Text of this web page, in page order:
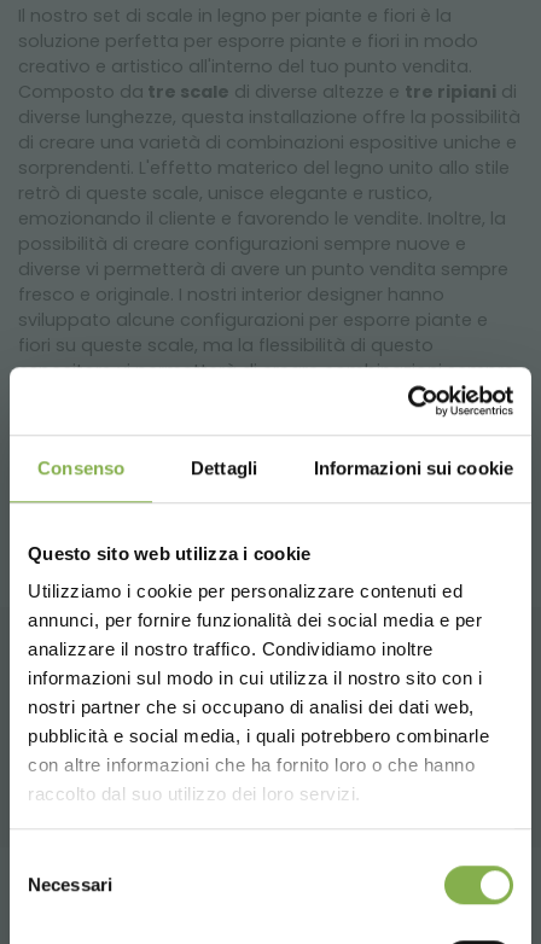
Consenso Dettagli Informazioni sui cookie
Questo sito web utilizza i cookie
Utilizziamo i cookie per personalizzare contenuti ed
annunci, per fornire funzionalità dei social media e per
analizzare il nostro traffico. Condividiamo inoltre
informazioni sul modo in cui utilizza il nostro sito con i
nostri partner che si occupano di analisi dei dati web,
pubblicità e social media, i quali potrebbero combinarle
con altre informazioni che ha fornito loro o che hanno
raccolto dal suo utilizzo dei loro servizi.
delNecessari
Il nostro set di scale in legno per piante e fiori è la
soluzione perfetta per esporre piante e fiori in modo
creativo e artistico all'interno del tuo punto vendita.
Composto da tre scale di diverse altezze e tre ripiani di
diverse lunghezze, questa installazione offre la possibilità
di creare una varietà di combinazioni espositive uniche e
sorprendenti. L'effetto materico del legno unito allo stile
retrò di queste scale, unisce elegante e rustico,
emozionando il cliente e favorendo le vendite. Inoltre, la
possibilità di creare configurazioni sempre nuove e
diverse vi permetterà di avere un punto vendita sempre
fresco e originale. I nostri interior designer hanno
sviluppato alcune configurazioni per esporre piante e
fiori su queste scale, ma la flessibilità di questo
espositore vi permetterà di creare combinazioni sempre
piante e fiori, inserite le scale per piante e fiori all'interno
del vostro punto vendita.
PRODOTTI CORRELATI
Una selezione dei migliori prodotti per garden
center e vivai in vendita su orlandelli.it
Choose the country you are in and your
language for a better browsing experience
REGISTRATI E RISPARMIA
SUBITO!
Crea un account e ottieni subito
vantaggi esclusivi:
5 % di scontosul tuo primo ordine *
2 % di sconto sempresu tutti i tuoi acquisti
Spedizione gratis
SCARICA SCHEDA
TECNICA
registrati per scaricare la